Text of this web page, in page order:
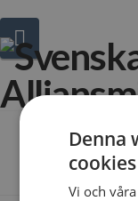
Navigation
Denna
cookies
Vi och